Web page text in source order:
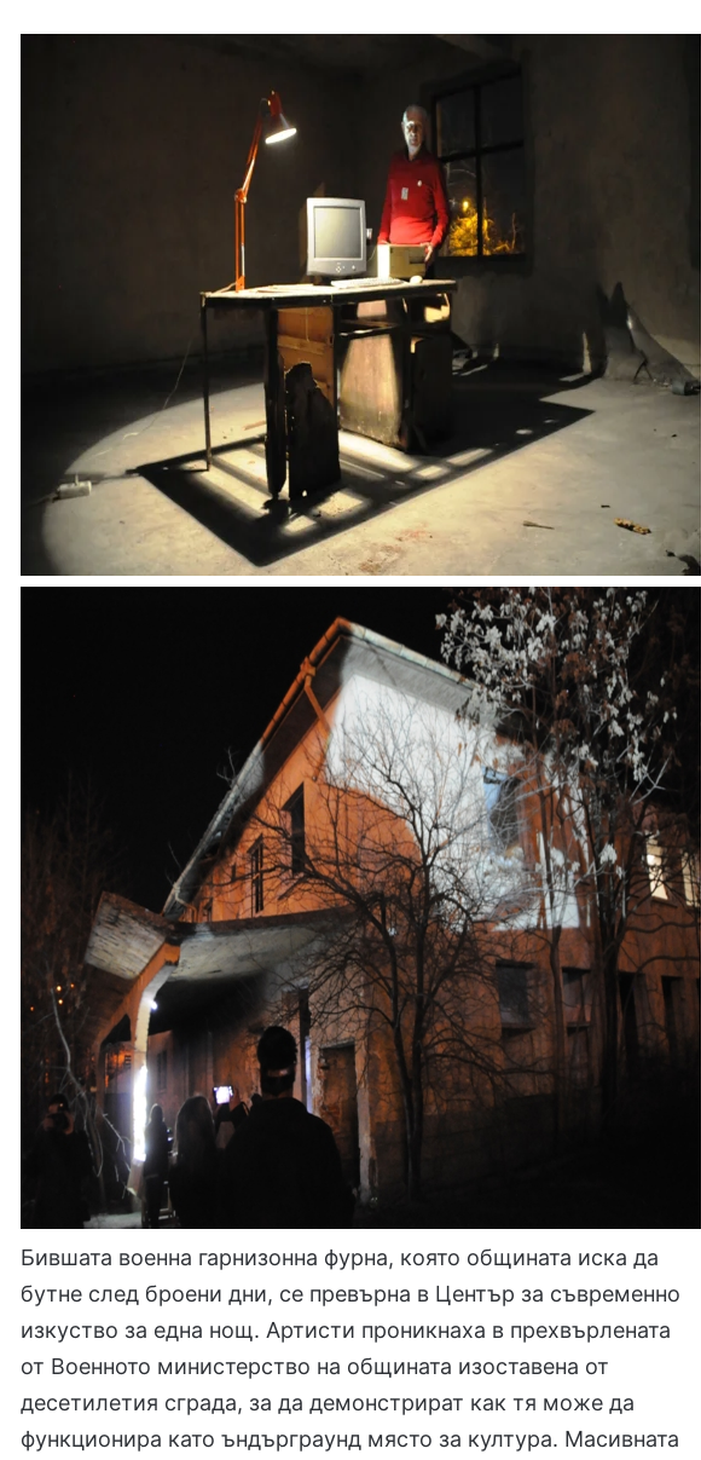
Бившата военна гарнизонна фурна, която общината иска да
бутне след броени дни, се превърна в Център за съвременно
изкуство за една нощ. Артисти проникнаха в прехвърлената
от Военното министерство на общината изоставена от
десетилетия сграда, за да демонстрират как тя може да
функционира като ъндърграунд място за култура. Масивната